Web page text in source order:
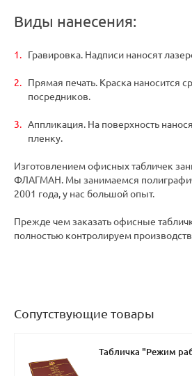
Виды нанесения:
Гравировка. Надписи наносят
Прямая печать. Краска наносится
посредников.
Аппликация. На поверхность
пленку.
Изготовлением офисных табличек
ФЛАГМАН. Мы занимаемся
2001 года, у нас большой опыт.
Прежде чем заказать офисные
полностью контролируем
Сопутствующие товары
Табличка "Режим